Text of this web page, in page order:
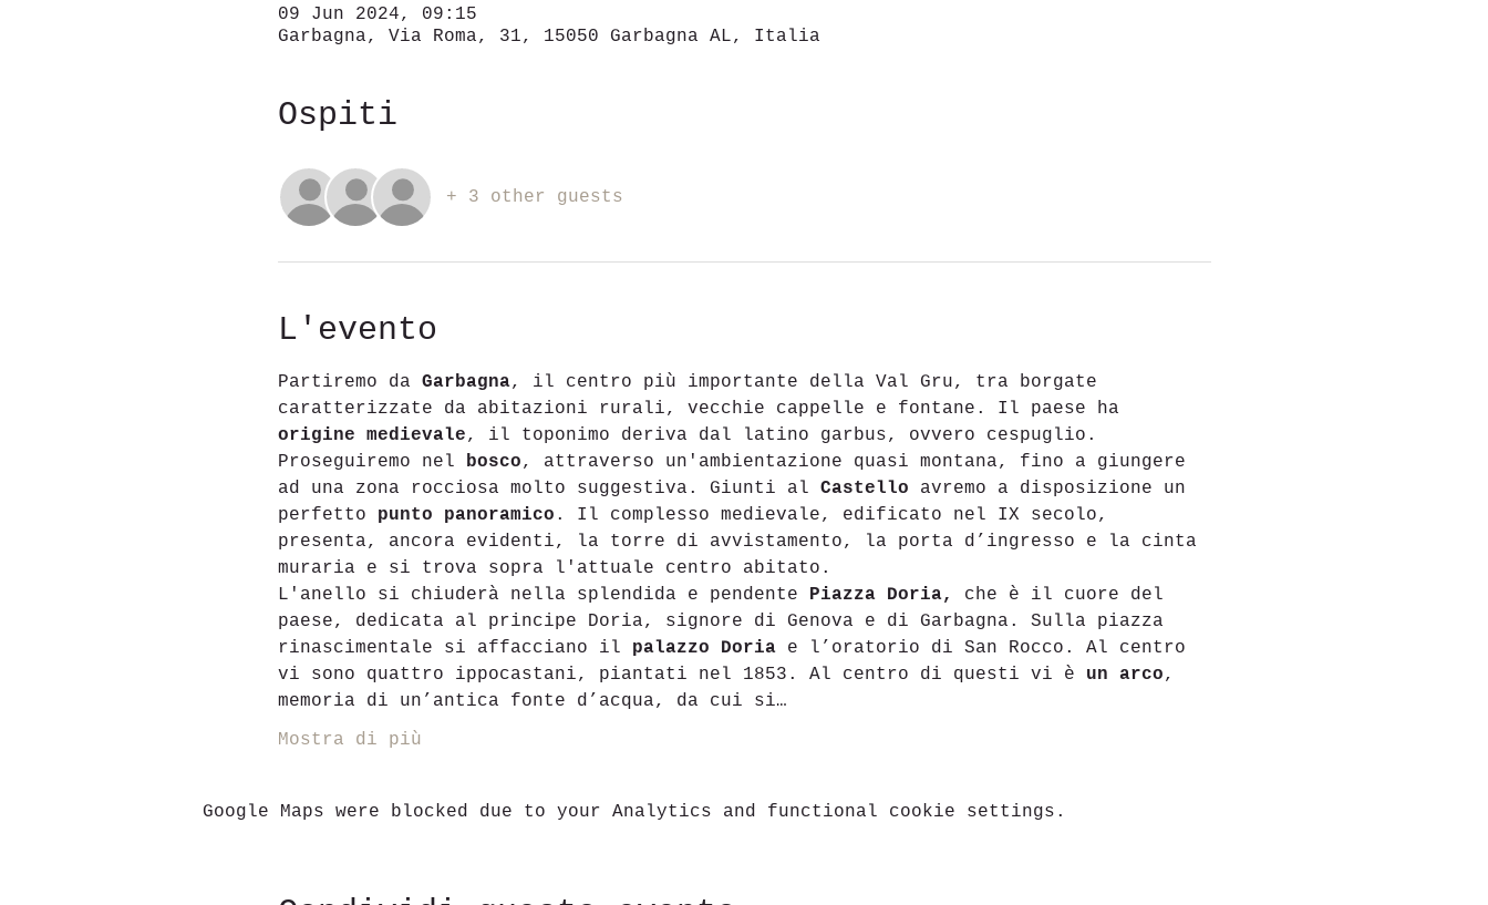
09 Jun 2024, 09:15
Garbagna, Via Roma, 31, 15050 Garbagna AL, Italia
Ospiti
+ 3 other guests
L'evento
Partiremo da Garbagna, il centro più importante della Val Gru, tra borgate
caratterizzate da abitazioni rurali, vecchie cappelle e fontane. Il paese ha
origine medievale, il toponimo deriva dal latino garbus, ovvero cespuglio.
Proseguiremo nel bosco, attraverso un'ambientazione quasi montana, fino a giungere
ad una zona rocciosa molto suggestiva. Giunti al Castello avremo a disposizione un
perfetto punto panoramico . Il complesso medievale, edificato nel IX secolo,
presenta, ancora evidenti, la torre di avvistamento, la porta d’ingresso e la cinta
muraria e si trova sopra l'attuale centro abitato.
L'anello si chiuderà nella splendida e pendente Piazza Doria,
che è il cuore del
paese, dedicata al principe Doria, signore di Genova e di Garbagna. Sulla piazza
rinascimentale si affacciano il palazzo Doria e l’oratorio di San Rocco. Al centro
vi sono quattro ippocastani, piantati nel 1853. Al centro di questi vi è un arco,
memoria di un’antica fonte d’acqua, da cui si…
Mostra di più
Google Maps were blocked due to your Analytics and functional cookie settings.